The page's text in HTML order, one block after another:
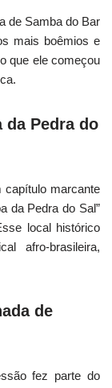
de Samba do Bar
mais boêmios e
que ele começou
da Pedra do
capítulo marcante
da Pedra do Sal”
local histórico
afro-brasileira,
de
fez parte do